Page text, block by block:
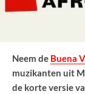
Neem de Buena
muzikanten uit
de korte versie